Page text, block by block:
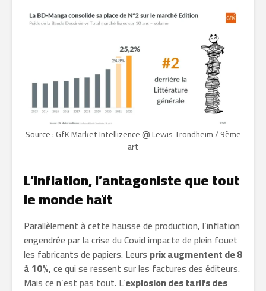
Source : GfK Market Intellizence @ Lewis Trondheim / 9ème
art
L’inflation, l’antagoniste que tout
le monde haït
Parallèlement à cette hausse de production, l’inflation
engendrée par la crise du Covid impacte de plein fouet
les fabricants de papiers. Leurs prix augmentent de 8
à 10%, ce qui se ressent sur les factures des éditeurs.
Mais ce n’est pas tout. L’explosion des tarifs des